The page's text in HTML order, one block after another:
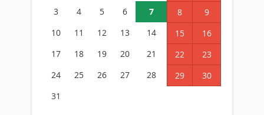
3
4 5 6 7 8
9
10
11 12 13 14 15
16
17
18 19 20 21 22
23
24
25 26 27 28 29
30
31